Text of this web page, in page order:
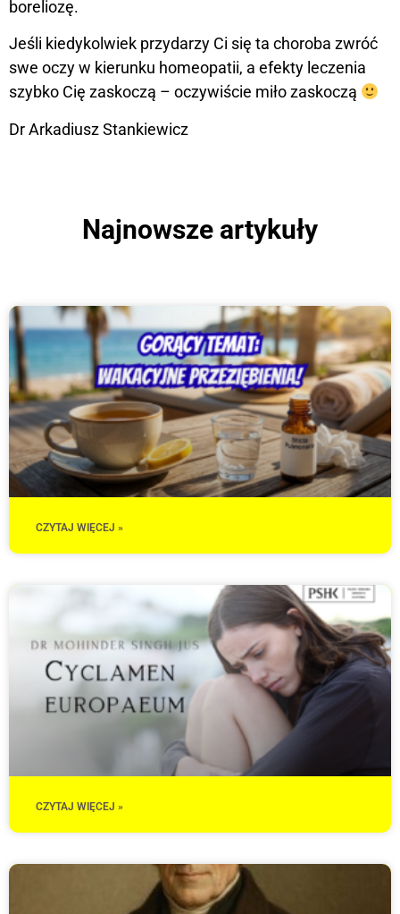
boreliozę.
Jeśli kiedykolwiek przydarzy Ci się ta choroba zwróć
swe oczy w kierunku homeopatii, a efekty leczenia
szybko Cię zaskoczą – oczywiście miło zaskoczą
Dr Arkadiusz Stankiewicz
Najnowsze artykuły
CZYTAJ WIĘCEJ »
CZYTAJ WIĘCEJ »